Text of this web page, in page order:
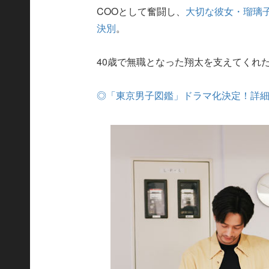
COOとして奮闘し、 大切な彼女・瑠璃
決別。
40歳で無職となった翔太を支えてくれ
◎「東京男子図鑑」ドラマ化決定！詳